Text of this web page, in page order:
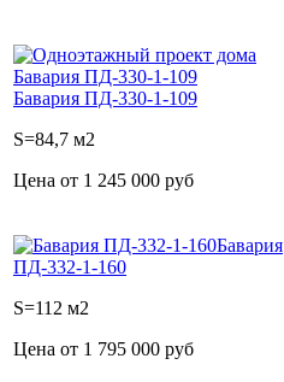
Бавария ПД-330-1-109
S=84,7 м2
Цена от 1 245 000 руб
Бавария
ПД-332-1-160
S=112 м2
Цена от 1 795 000 руб